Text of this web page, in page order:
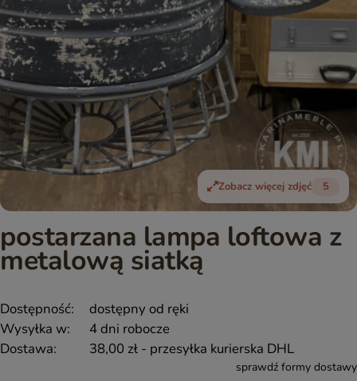
Zobacz więcej zdjęć 5
postarzana lampa loftowa z
metalową siatką
Dostępność:
dostępny od ręki
Wysyłka w:
4 dni robocze
Dostawa:
38,00 zł - przesyłka kurierska DHL
sprawdź formy dostawy